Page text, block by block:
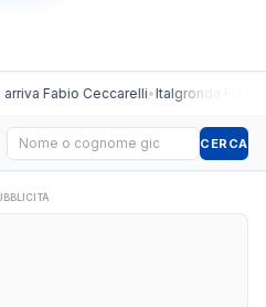
Fabio Ceccarelli•Italgronda Futsal
Cerca giocatore CERCA